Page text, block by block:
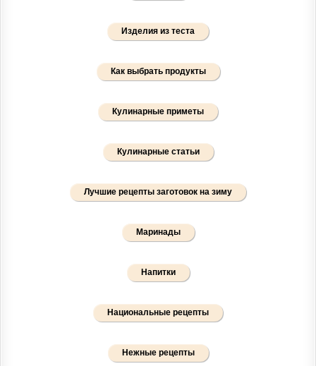
Изделия из теста
Как выбрать продукты
Кулинарные приметы
Кулинарные статьи
Лучшие рецепты заготовок на зиму
Маринады
Напитки
Национальные рецепты
Нежные рецепты